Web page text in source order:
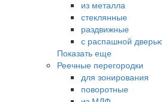
из металла
стеклянные
раздвижные
с распашной
Показать еще
Реечные перегородки
для зонирования
поворотные